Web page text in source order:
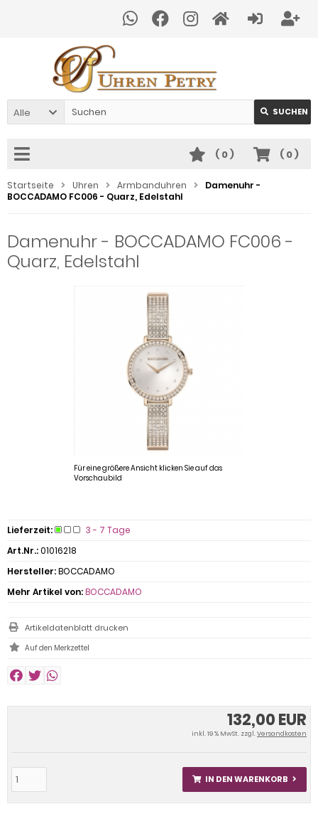
Alle SUCHEN
( 0)
( 0)
Startseite Uhren Armbanduhren
Damenuhr -
BOCCADAMO FC006 - Quarz, Edelstahl
Damenuhr - BOCCADAMO FC006 -
Quarz, Edelstahl
Für eine größere Ansicht klicken Sie auf das
Vorschaubild
132,00 EUR
inkl. 19 % MwSt. zzgl.Versandkosten
IN DEN WARENKORB
Lieferzeit:
3 - 7 Tage
Art.Nr.:01016218
Hersteller:BOCCADAMO
Mehr Artikel von:BOCCADAMO
Artikeldatenblatt drucken